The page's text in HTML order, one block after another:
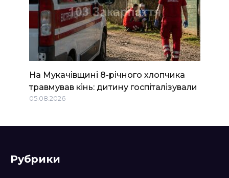
На Мукачівщині 8-річного хлопчика
травмував кінь: дитину госпіталізували
05.08.2026
Рубрики